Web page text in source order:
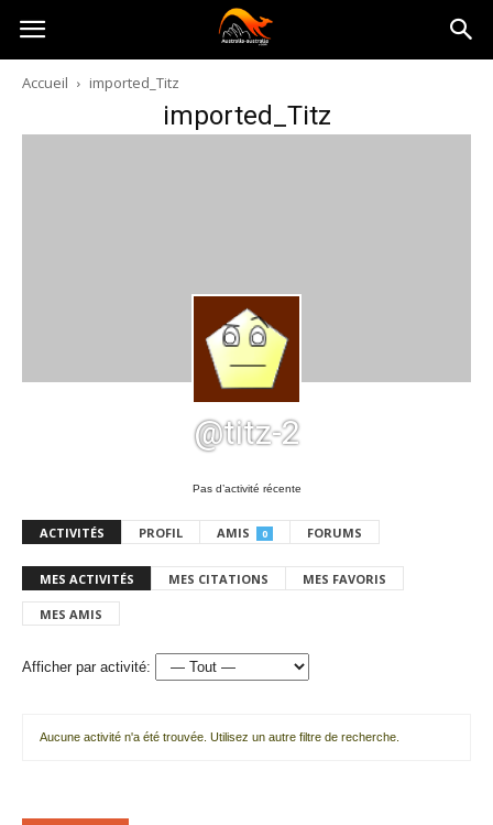
Australia-
australie.com
Accueil imported_Titz
imported_Titz
@titz-2
Pas d’activité récente
ACTIVITÉS PROFIL AMIS 0 FORUMS
MES ACTIVITÉS MES CITATIONS MES FAVORIS
MES AMIS
Afficher par activité:
Aucune activité n'a été trouvée. Utilisez un autre filtre de recherche.